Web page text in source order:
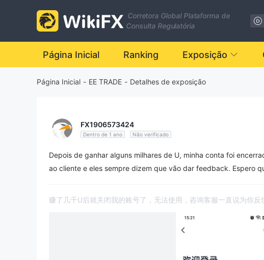
Corretora Global Plataforma de
Consulta Regulatória
Página Inicial Ranking Exposição
Página Inicial - EE TRADE - Detalhes de exposição
FX1906573424
Dentro de 1 ano Não verificado
Depois de ganhar alguns milhares de U, minha conta foi
ao cliente e eles sempre dizem que vão dar feedback. Espero
赚了几千U后就关闭我的账号了，无法使用，咨询客服一直说为你反